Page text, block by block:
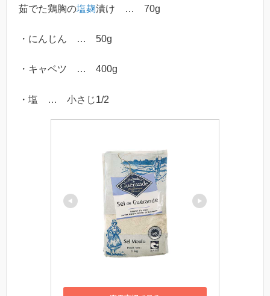
茹でた鶏胸の塩麹漬け … 70g
・にんじん … 50g
・キャベツ … 400g
・塩 … 小さじ1/2